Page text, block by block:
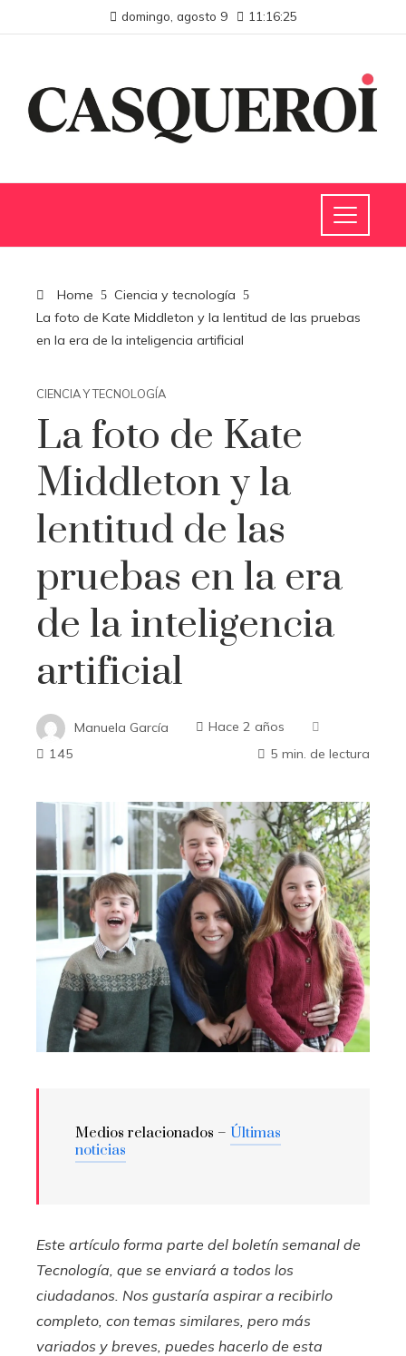
domingo, agosto 9 11:16:26
Home
Ciencia y tecnología
La foto de Kate Middleton y la lentitud de las pruebas
en la era de la inteligencia artificial
CIENCIA Y TECNOLOGÍA
La foto de Kate
Middleton y la
lentitud de las
pruebas en la era
de la inteligencia
artificial
Manuela García
Hace 2 años
145
5 min. de lectura
Medios relacionados – Últimas
noticias
Este artículo forma parte del boletín semanal de
Tecnología, que se enviará a todos los
ciudadanos. Nos gustaría aspirar a recibirlo
completo, con temas similares, pero más
variados y breves, puedes hacerlo de esta